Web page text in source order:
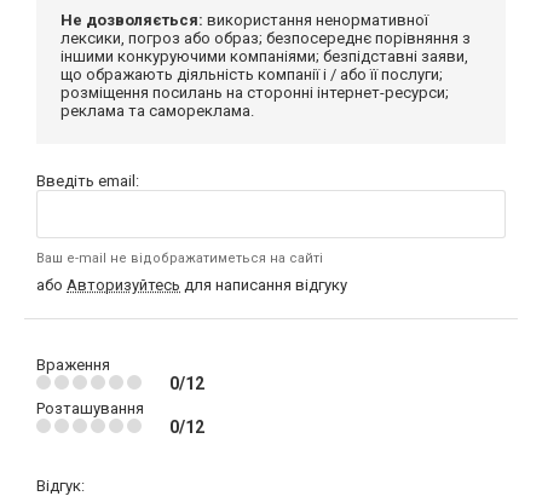
Не дозволяється: використання ненормативної
лексики, погроз або образ; безпосереднє порівняння з
іншими конкуруючими компаніями; безпідставні заяви,
що ображають діяльність компанії і / або її послуги;
розміщення посилань на сторонні інтернет-ресурси;
реклама та самореклама.
Введіть email:
Ваш e-mail не відображатиметься на сайті
або Авторизуйтесь для написання відгуку
Враження
0/12
Розташування
0/12
Відгук: